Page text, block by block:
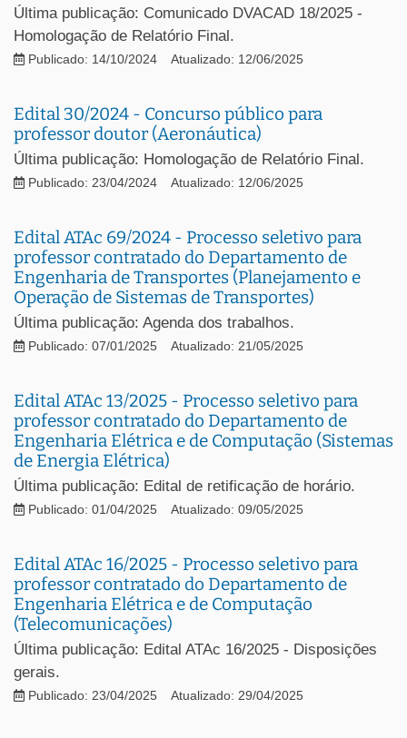
Última publicação: Comunicado DVACAD 18/2025 -
Homologação de Relatório Final.
Publicado: 14/10/2024 Atualizado: 12/06/2025
Edital 30/2024 - Concurso público para
professor doutor (Aeronáutica)
Última publicação: Homologação de Relatório Final.
Publicado: 23/04/2024 Atualizado: 12/06/2025
Edital ATAc 69/2024 - Processo seletivo para
professor contratado do Departamento de
Engenharia de Transportes (Planejamento e
Operação de Sistemas de Transportes)
Última publicação: Agenda dos trabalhos.
Publicado: 07/01/2025 Atualizado: 21/05/2025
Edital ATAc 13/2025 - Processo seletivo para
professor contratado do Departamento de
Engenharia Elétrica e de Computação (Sistemas
de Energia Elétrica)
Última publicação: Edital de retificação de horário.
Publicado: 01/04/2025 Atualizado: 09/05/2025
Edital ATAc 16/2025 - Processo seletivo para
professor contratado do Departamento de
Engenharia Elétrica e de Computação
(Telecomunicações)
Última publicação: Edital ATAc 16/2025 - Disposições
gerais.
Publicado: 23/04/2025 Atualizado: 29/04/2025